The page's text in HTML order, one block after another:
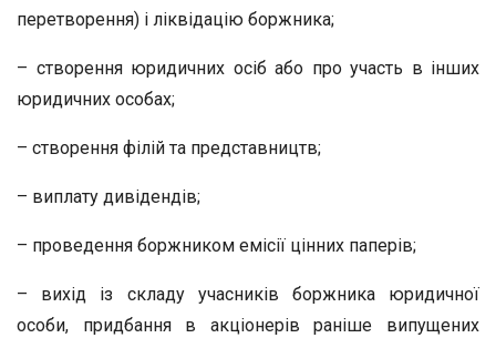
перетворення) і ліквідацію боржника;
– створення юридичних осіб або про участь в інших
юридичних особах;
– створення філій та представництв;
– виплату дивідендів;
– проведення боржником емісії цінних паперів;
– вихід із складу учасників боржника юридичної
особи, придбання в акціонерів раніше випущених